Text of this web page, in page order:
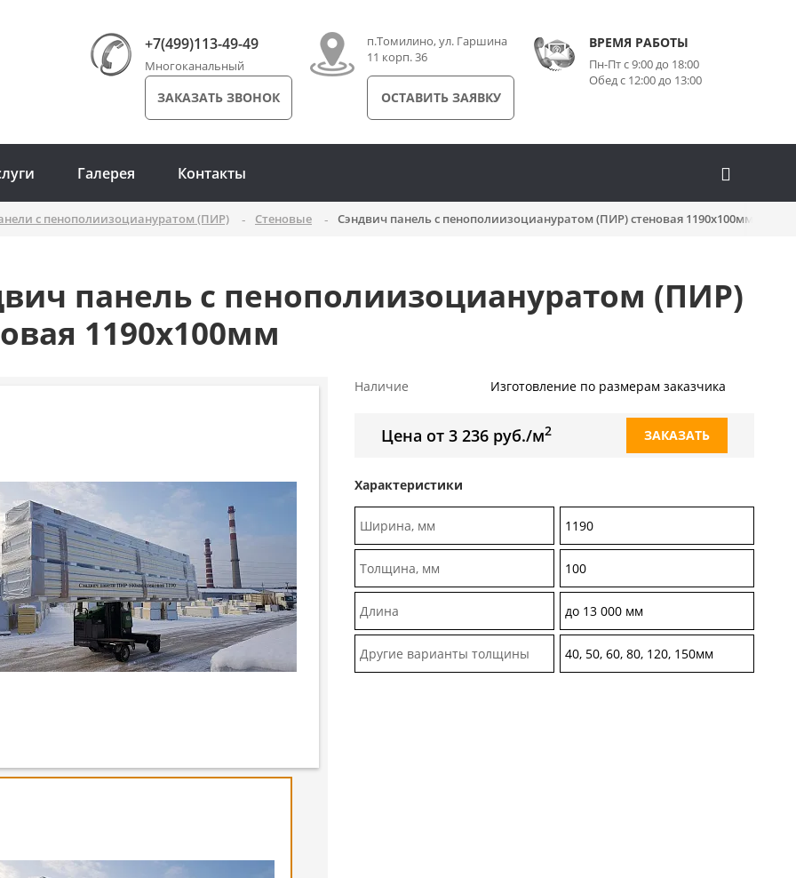
+7(499)113-49-49
Многоканальный
ЗАКАЗАТЬ ЗВОНОК
п.Томилино, ул. Гаршина
11 корп. 36
ОСТАВИТЬ ЗАЯВКУ
ВРЕМЯ РАБОТЫ
Пн-Пт с 9:00 до 18:00
Обед с 12:00 до 13:00
Галерея Контакты
с пенополиизоциануратом (ПИР) Cтеновые Сэндвич панель с пенополиизоциануратом (ПИР) стеновая 1190x100мм
панель с пенополиизоциануратом (ПИР)
1190x100мм
Наличие Изготовление по размерам заказчика
Цена от 3 236 руб./м2 ЗАКАЗАТЬ
Характеристики
Ширина, мм 1190
Толщина, мм 100
Длина до 13 000 мм
Другие варианты толщины 40, 50, 60, 80, 120, 150мм